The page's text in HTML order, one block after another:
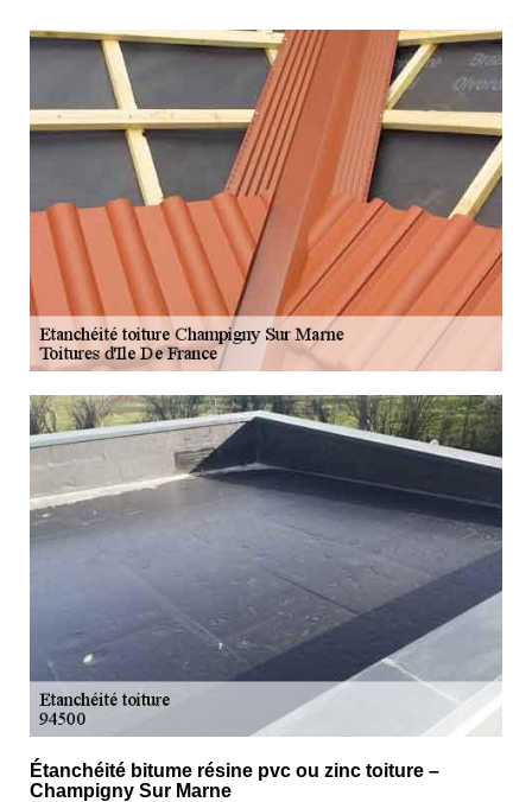
Étanchéité bitume résine pvc ou zinc toiture –
Champigny Sur Marne